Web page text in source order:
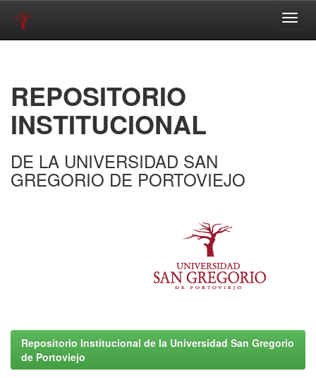
REPOSITORIO
INSTITUCIONAL
DE LA UNIVERSIDAD SAN
GREGORIO DE PORTOVIEJO
Repositorio Institucional de la Universidad San Gregorio
de Portoviejo